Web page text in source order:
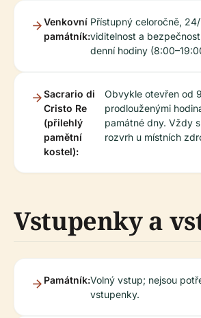
Venkovní
památník:
Přístupný celoročně,
viditelnost a
denní hodiny
Sacrario di
Cristo Re
(přilehlý
pamětní
kostel):
Obvykle otevřen od
prodlouženými
památné dny. Vždy
rozvrh u místních
Vstupenky a
Památník:Volný vstup; nejsou
vstupenky.